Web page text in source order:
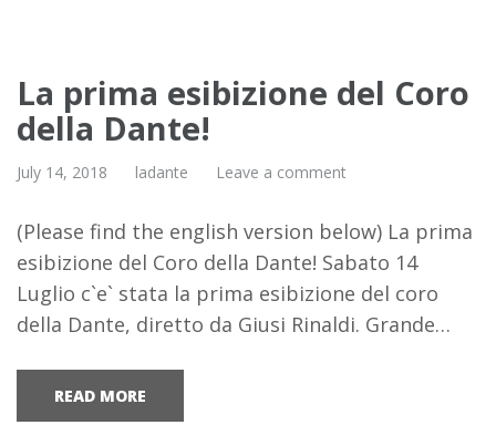
La prima esibizione del Coro
della Dante!
July 14, 2018 ladante Leave a comment
(Please find the english version below) La prima
esibizione del Coro della Dante! Sabato 14
Luglio c`e` stata la prima esibizione del coro
della Dante, diretto da Giusi Rinaldi. Grande…
READ MORE